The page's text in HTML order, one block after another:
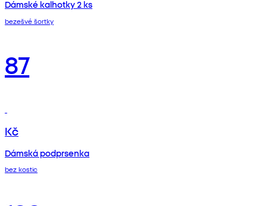
Dámské kalhotky 2 ks
bezešvé šortky
87
Kč
Dámská podprsenka
bez kostic